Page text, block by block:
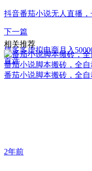
抖音番茄小说无人直播
下一篇
拼多多虚拟电商月入
首选
相关推荐
番茄小说脚本搬砖，全
番茄小说脚本搬砖，全
2年前